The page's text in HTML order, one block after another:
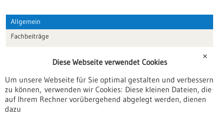
Allgemein
Fachbeiträge
Veranstaltungen
Erscheinungsdatum
✕
Diese Webseite verwendet Cookies
Um unsere Webseite für Sie optimal gestalten und verbessern
zu können, verwenden wir Cookies: Diese kleinen Dateien, die
auf Ihrem Rechner vorübergehend abgelegt werden, dienen
dazu